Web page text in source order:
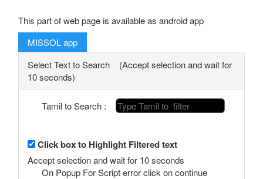
This part of web page is available as android app
MISSOL app
Select Text to Search (Accept selection and wait for
10 seconds)
Tamil to Search :
Click box to Highlight Filtered text
Accept selection and wait for 10 seconds
On Popup For Script error click on continue